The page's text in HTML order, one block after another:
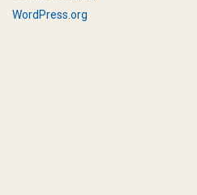
WordPress.org